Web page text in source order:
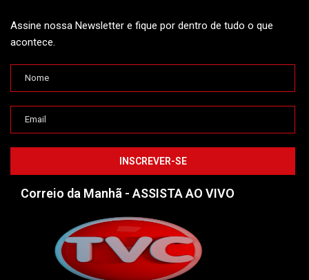
Assine nossa Newsletter e fique por dentro de tudo o que
acontece.
Correio da Manhã - ASSISTA AO VIVO